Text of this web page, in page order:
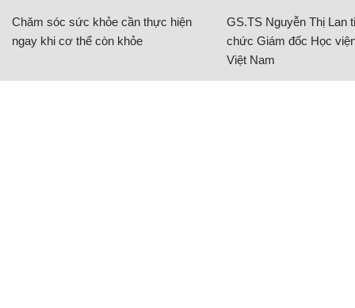
Chăm sóc sức khỏe cần thực hiện
ngay khi cơ thể còn khỏe
GS.TS Nguyễn Thị Lan
chức Giám đốc Học
Việt Nam